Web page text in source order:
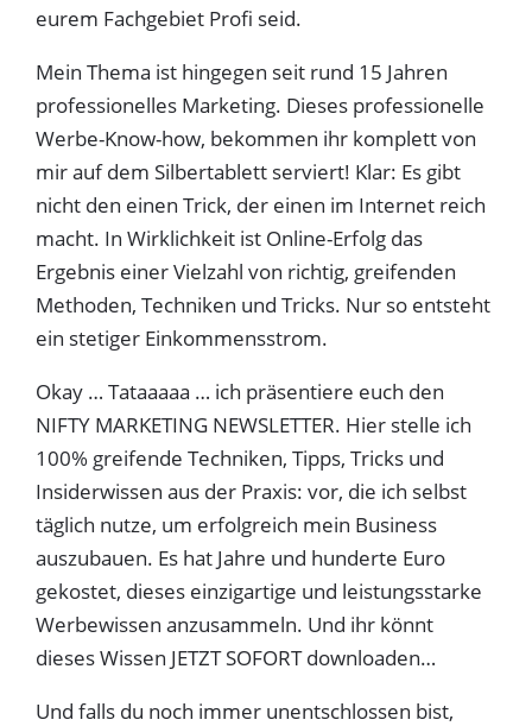
eurem Fachgebiet Profi seid.
Mein Thema ist hingegen seit rund 15 Jahren
professionelles Marketing. Dieses professionelle
Werbe-Know-how, bekommen ihr komplett von
mir auf dem Silbertablett serviert! Klar: Es gibt
nicht den einen Trick, der einen im Internet reich
macht. In Wirklichkeit ist Online-Erfolg das
Ergebnis einer Vielzahl von richtig, greifenden
Methoden, Techniken und Tricks. Nur so entsteht
ein stetiger Einkommensstrom.
Okay … Tataaaaa … ich präsentiere euch den
NIFTY MARKETING NEWSLETTER. Hier stelle ich
100% greifende Techniken, Tipps, Tricks und
Insiderwissen aus der Praxis: vor, die ich selbst
täglich nutze, um erfolgreich mein Business
auszubauen. Es hat Jahre und hunderte Euro
gekostet, dieses einzigartige und leistungsstarke
Werbewissen anzusammeln. Und ihr könnt
dieses Wissen JETZT SOFORT downloaden…
Und falls du noch immer unentschlossen bist,